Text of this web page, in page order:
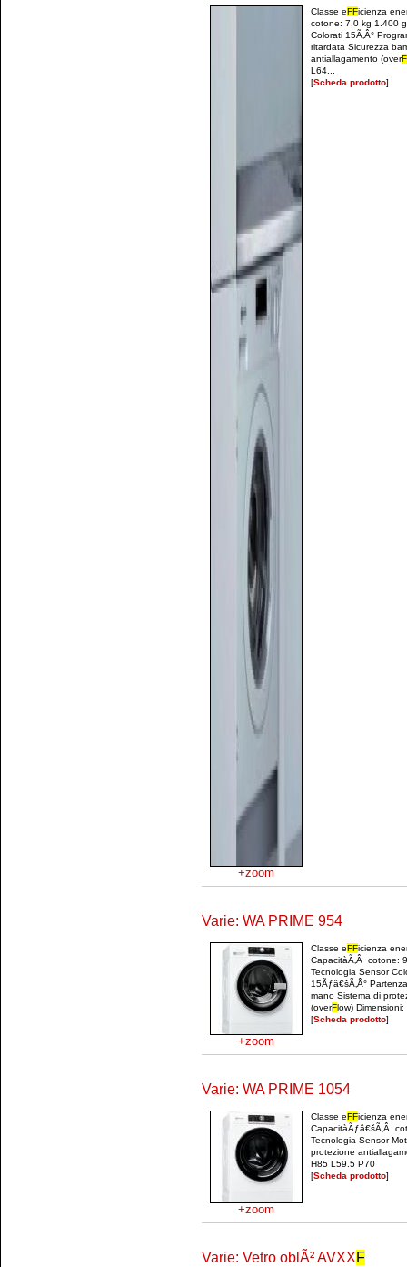
+zoom
Classe eFFicienza
cotone: 7.0 kg 1.400
Colorati 15Ã‚Â°
ritardata Sicurezza
antiallagamento (overF
L64...
[Scheda prodotto]
Varie: WA PRIME 954
+zoom
Classe eFFicienza
CapacitàÃ‚Â cotone:
Tecnologia Sensor
15Ãƒâ€šÃ‚Â°
mano Sistema di
(overFlow)
[Scheda prodotto]
Varie: WA PRIME 1054
+zoom
Classe eFFicienza
CapacitàÃƒâ€šÃ‚Â
Tecnologia Sensor
protezione
H85 L59.5 P70
[Scheda prodotto]
Varie: Vetro oblÃ² AVXXF